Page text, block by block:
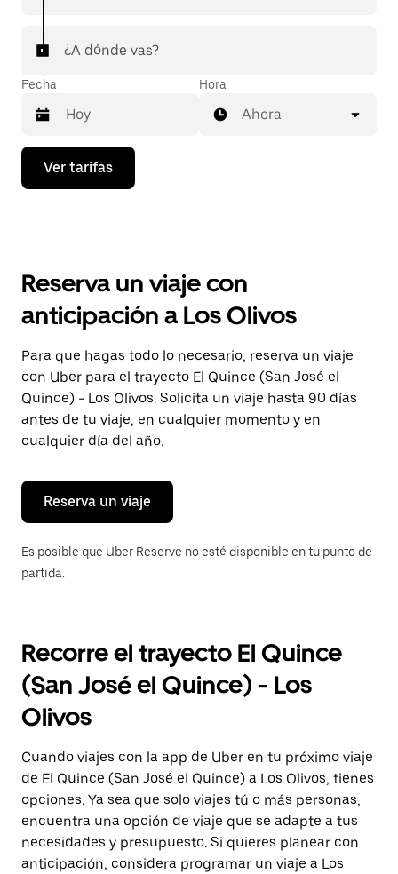
¿A dónde vas?
Fecha
Presiona
flecha
el
y
selecciona
una
fecha.
Presiona
la
tecla Esc
para
cerrar
calendario.
Hora
Ahora
Ver tarifas
Reserva un viaje con
anticipación a Los Olivos
Para que hagas todo lo necesario, reserva un viaje
con Uber para el trayecto El Quince (San José el
Quince) - Los Olivos. Solicita un viaje hasta 90 días
antes de tu viaje, en cualquier momento y en
cualquier día del año.
Reserva un viaje
Es posible que Uber Reserve no esté disponible en tu punto de
partida.
Recorre el trayecto El Quince
(San José el Quince) - Los
Olivos
Cuando viajes con la app de Uber en tu próximo viaje
de El Quince (San José el Quince) a Los Olivos, tienes
opciones. Ya sea que solo viajes tú o más personas,
encuentra una opción de viaje que se adapte a tus
necesidades y presupuesto. Si quieres planear con
anticipación, considera programar un viaje a Los